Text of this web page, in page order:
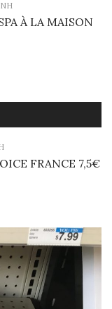
À LA MAISON
FRANCE 7,5€